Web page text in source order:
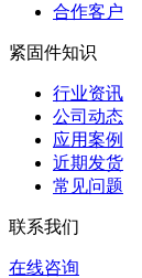
合作客户
紧固件知识
行业资讯
公司动态
应用案例
近期发货
常见问题
联系我们
在线咨询